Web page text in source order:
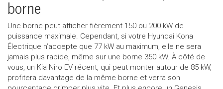
borne
Une borne peut afficher fièrement 150 ou 200 kW de
puissance maximale. Cependant, si votre Hyundai Kona
Électrique n’accepte que 77 kW au maximum, elle ne sera
jamais plus rapide, même sur une borne 350 kW. À côté de
vous, un Kia Niro EV récent, qui peut monter autour de 85 kW,
profitera davantage de la même borne et verra son